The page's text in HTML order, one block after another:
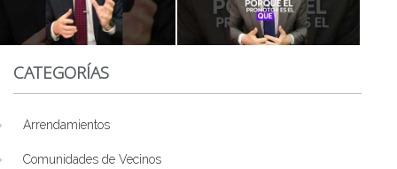
CATEGORÍAS
Arrendamientos
Comunidades de Vecinos